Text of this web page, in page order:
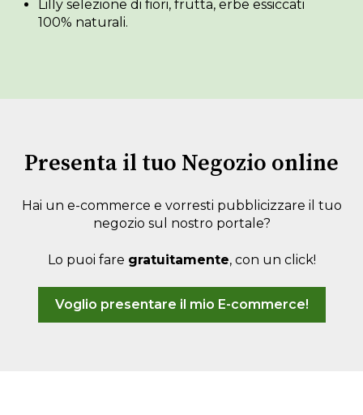
Lilly selezione di fiori, frutta, erbe essiccati
100% naturali.
Presenta il tuo Negozio online
Hai un e-commerce e vorresti pubblicizzare il tuo
negozio sul nostro portale?
Lo puoi fare gratuitamente, con un click!
Voglio presentare il mio E-commerce!